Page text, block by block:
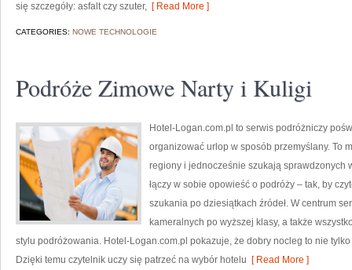
się szczegóły: asfalt czy szuter, [ Read More ]
CATEGORIES: NOWE TECHNOLOGIE
Podróże Zimowe Narty i Kuligi
Hotel-Logan.com.pl to serwis podróżniczy
organizować urlop w sposób przemyślany. To
regiony i jednocześnie szukają sprawdzonych
łączy w sobie opowieść o podróży – tak, by
szukania po dziesiątkach źródeł. W centrum
kameralnych po wyższej klasy, a także
stylu podróżowania. Hotel-Logan.com.pl pokazuje, że dobry nocleg to nie
Dzięki temu czytelnik uczy się patrzeć na wybór hotelu [ Read More ]